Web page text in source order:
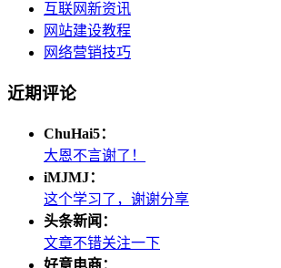
互联网新资讯
网站建设教程
网络营销技巧
近期评论
ChuHai5：
大恩不言谢了！
iMJMJ：
这个学习了，谢谢分享
头条新闻：
文章不错关注一下
好意电商：